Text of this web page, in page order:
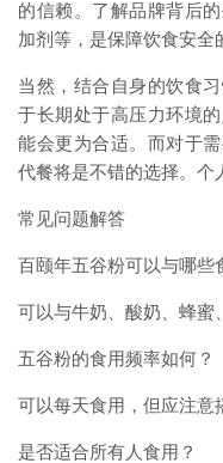
的信赖。了解品牌背后
加剂等，是保障饮食安全
当然，结合自身的饮食
于长期处于高压力环境
能会更为合适。而对于
代餐将是不错的选择。个
常见问题解答
百颐年五谷粉可以与哪些
可以与牛奶、酸奶、蜂蜜
五谷粉的食用频率如何？
可以每天食用，但应注意
是否适合所有人食用？